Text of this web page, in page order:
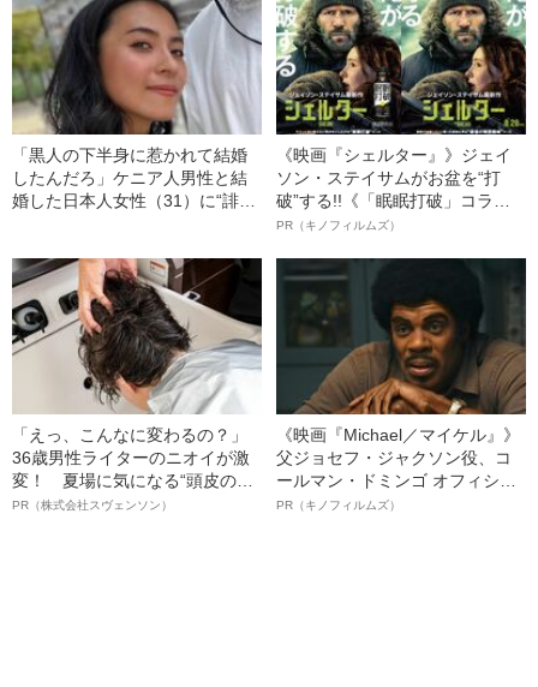
の葛藤」
への暴力」
「黒人の下半身に惹かれて結婚
したんだろ」ケニア人男性と結
婚した日本人女性（31）に“誹謗
《映画『シェルター』》ジェイ
ソン・ステイサムがお盆を“打
破”する!!《「眠眠打破」コラ
ボ》
PR（キノフィルムズ）
「えっ、こんなに変わるの？」
36歳男性ライターのニオイが激
変！ 夏場に気になる“頭皮のニ
オイ”や“ベタつき”を解消す
PR（株式会社スヴェンソン）
《映画『Michael／マイケル』》
父ジョセフ・ジャクソン役、コ
ールマン・ドミンゴ オフィシャ
ルインタビュー“観客を魅了した
PR（キノフィルムズ）